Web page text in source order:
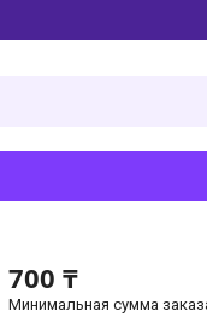
700 ₸
Минимальная сумма